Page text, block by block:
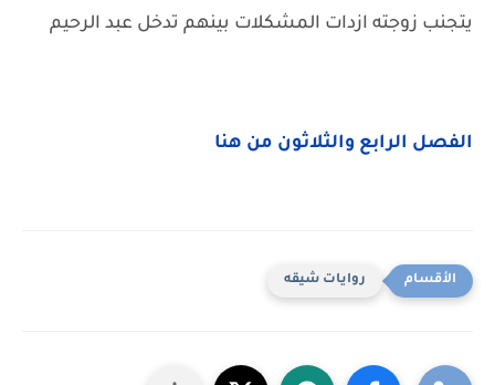
يتجنب زوجته ازدات المشكلات بينهم تدخل عبد الرحيم
الفصل الرابع والثلاثون من هنا
روايات شيقه